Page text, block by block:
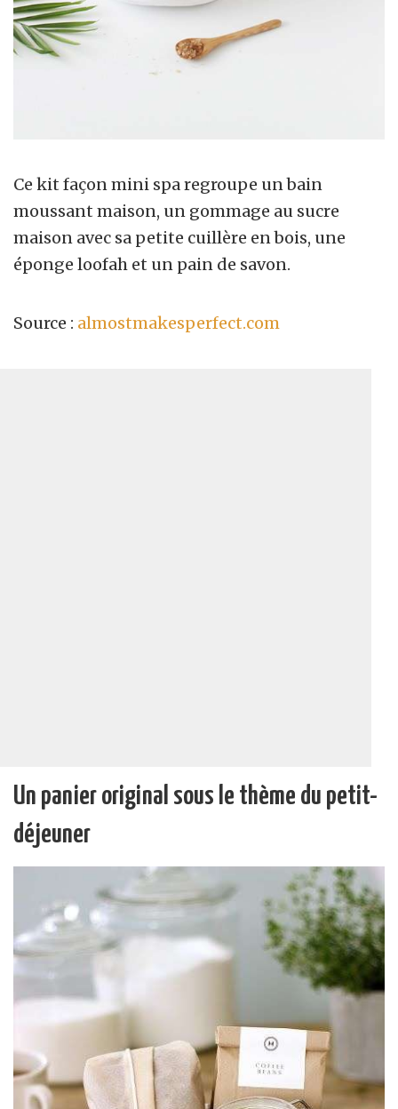
Ce kit façon mini spa regroupe un bain
moussant maison, un gommage au sucre
maison avec sa petite cuillère en bois, une
éponge loofah et un pain de savon.
Source : almostmakesperfect.com
Un panier original sous le thème du petit-
déjeuner